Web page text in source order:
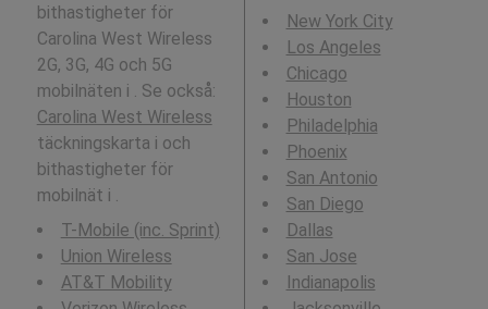
bithastigheter för
Carolina West Wireless
2G, 3G, 4G och 5G
mobilnäten i . Se också:
Carolina West Wireless
täckningskarta i och
bithastigheter för
mobilnät i .
T-Mobile (inc. Sprint)
Union Wireless
AT&T Mobility
New York City
Los Angeles
Chicago
Houston
Philadelphia
Phoenix
San Antonio
San Diego
Dallas
San Jose
Indianapolis